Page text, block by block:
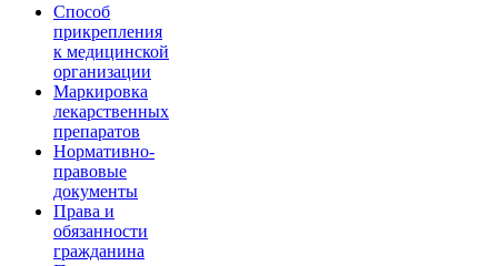
Способ
прикрепления
к медицинской
организации
Маркировка
лекарственных
препаратов
Нормативно-
правовые
документы
Права и
обязанности
гражданина